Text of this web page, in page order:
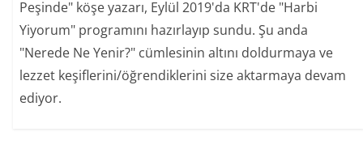
Peşinde" köşe yazarı, Eylül 2019'da KRT'de "Harbi
Yiyorum" programını hazırlayıp sundu. Şu anda
"Nerede Ne Yenir?" cümlesinin altını doldurmaya ve
lezzet keşiflerini/öğrendiklerini size aktarmaya devam
ediyor.